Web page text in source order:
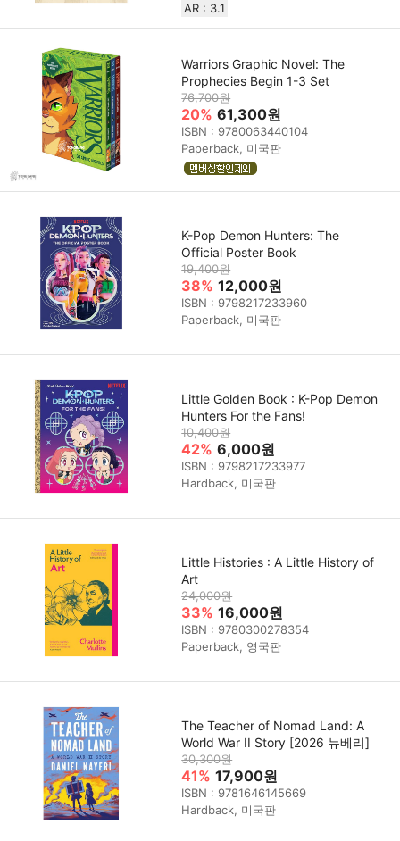
AR : 3.1
Warriors Graphic Novel: The
Prophecies Begin 1-3 Set
76,700원
20% 61,300원
ISBN : 9780063440104
Paperback, 미국판
K-Pop Demon Hunters: The
Official Poster Book
19,400원
38% 12,000원
ISBN : 9798217233960
Paperback, 미국판
Little Golden Book : K-Pop Demon
Hunters For the Fans!
10,400원
42% 6,000원
ISBN : 9798217233977
Hardback, 미국판
Little Histories : A Little History of
Art
24,000원
33% 16,000원
ISBN : 9780300278354
Paperback, 영국판
The Teacher of Nomad Land: A
World War II Story [2026 뉴베리]
30,300원
41% 17,900원
ISBN : 9781646145669
Hardback, 미국판